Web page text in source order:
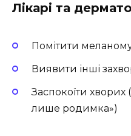
Лікарі та
Помітити
Виявити інші
Заспокоїти
лише родимка»)